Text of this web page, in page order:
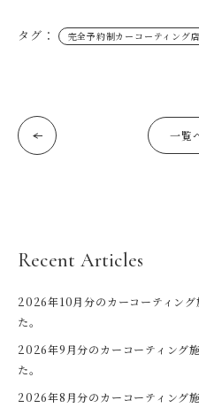
タグ： 完全予約制カーコーティング店
一覧
Recent Articles
2026年10月分のカーコーティン
た。
2026年9月分のカーコーティング
た。
2026年8月分のカーコーティング